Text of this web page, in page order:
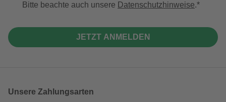
Bitte beachte auch unsere Datenschutzhinweise.
JETZT ANMELDEN
Unsere Zahlungsarten